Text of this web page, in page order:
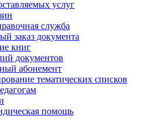
услуг
служба
заказ документа
книг
документов
абонемент
тематических списков
помощь